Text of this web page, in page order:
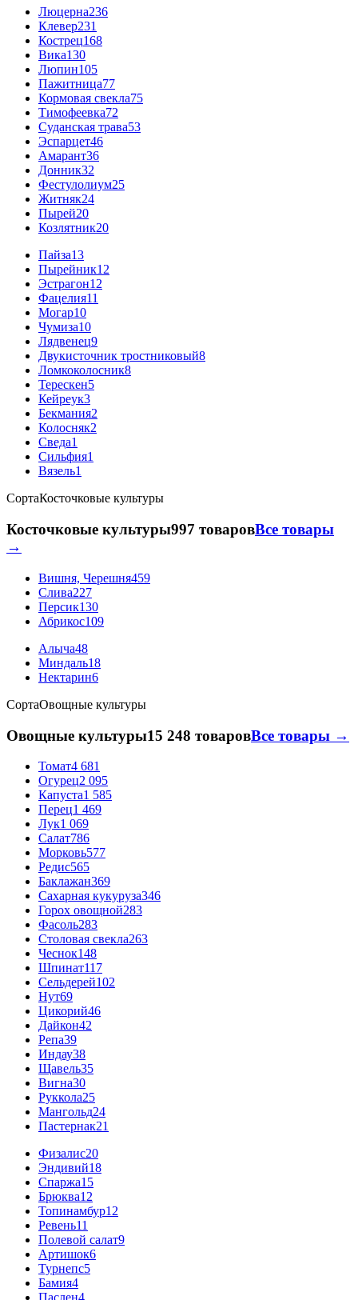
Люцерна236
Клевер231
Кострец168
Вика130
Люпин105
Пажитница77
Кормовая свекла75
Тимофеевка72
Суданская трава53
Эспарцет46
Амарант36
Донник32
Фестулолиум25
Житняк24
Пырей20
Козлятник20
Пайза13
Пырейник12
Эстрагон12
Фацелия11
Могар10
Чумиза10
Лядвенец9
Двукисточник тростниковый8
Ломкоколосник8
Терескен5
Кейреук3
Бекмания2
Колосняк2
Сведа1
Сильфия1
Вязель1
СортаКосточковые культуры
Косточковые культуры997 товаровВсе товары
→
Вишня, Черешня459
Слива227
Персик130
Абрикос109
Алыча48
Миндаль18
Нектарин6
СортаОвощные культуры
Овощные культуры15 248 товаровВсе товары →
Томат4 681
Огурец2 095
Капуста1 585
Перец1 469
Лук1 069
Салат786
Морковь577
Редис565
Баклажан369
Сахарная кукуруза346
Горох овощной283
Фасоль283
Столовая свекла263
Чеснок148
Шпинат117
Сельдерей102
Нут69
Цикорий46
Дайкон42
Репа39
Индау38
Щавель35
Вигна30
Руккола25
Мангольд24
Пастернак21
Физалис20
Эндивий18
Спаржа15
Брюква12
Топинамбур12
Ревень11
Полевой салат9
Артишок6
Турнепс5
Бамия4